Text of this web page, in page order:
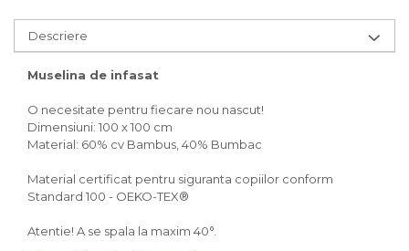
Descriere
Muselina de infasat
O necesitate pentru fiecare nou nascut!
Dimensiuni: 100 x 100 cm
Material: 60% cv Bambus, 40% Bumbac
Material certificat pentru siguranta copiilor conform
Standard 100 - OEKO-TEX®
Atentie! A se spala la maxim 40°.